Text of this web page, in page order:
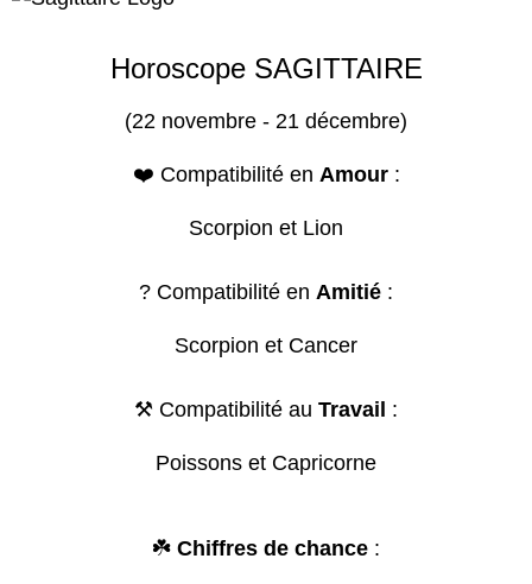
Horoscope SAGITTAIRE
(22 novembre - 21 décembre)
❤️ Compatibilité en Amour:
Scorpion et Lion
? Compatibilité en Amitié :
Scorpion et Cancer
⚒️ Compatibilité au Travail :
Poissons et Capricorne
☘️ Chiffres de chance :